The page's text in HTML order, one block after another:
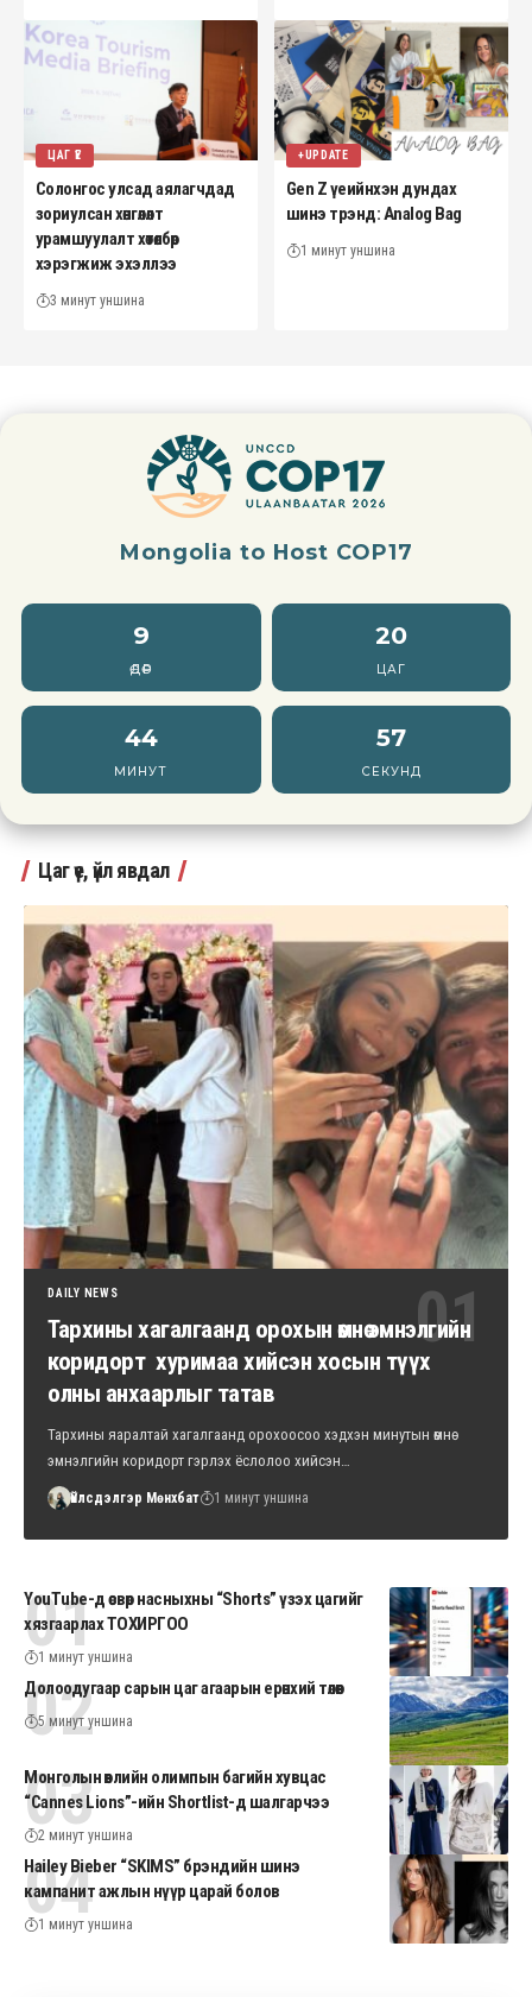
ЦАГ ҮЕ
Солонгос улсад аялагчдад
зориулсан хөнгөлөлт
урамшуулалт хөтөлбөр
хэрэгжиж эхэллээ
3 минут уншина
+UPDATE
Gen Z үеийнхэн дундах
шинэ трэнд: Analog Bag
1 минут уншина
Mongolia to Host COP17
9
ӨДӨР
20
ЦАГ
44
МИНУТ
55
СЕКУНД
Цаг үе, үйл явдал
DAILY NEWS
Тархины хагалгаанд орохын өмнө эмнэлгийн
коридорт хуримаа хийсэн хосын түүх
олны анхаарлыг татав
Тархины яаралтай хагалгаанд орохоосоо хэдхэн минутын өмнө
эмнэлгийн коридорт гэрлэх ёслолоо хийсэн…
Үйлсдэлгэр Мөнхбат 1 минут уншина
YouTube-д өсвөр насныхны “Shorts” үзэх цагийг
хязгаарлах ТОХИРГОО
1 минут уншина
Долоодугаар сарын цаг агаарын ерөнхий төлөв
5 минут уншина
Монголын өвлийн олимпын багийн хувцас
“Cannes Lions”-ийн Shortlist-д шалгарчээ
2 минут уншина
Hailey Bieber “SKIMS” брэндийн шинэ
кампанит ажлын нүүр царай болов
1 минут уншина